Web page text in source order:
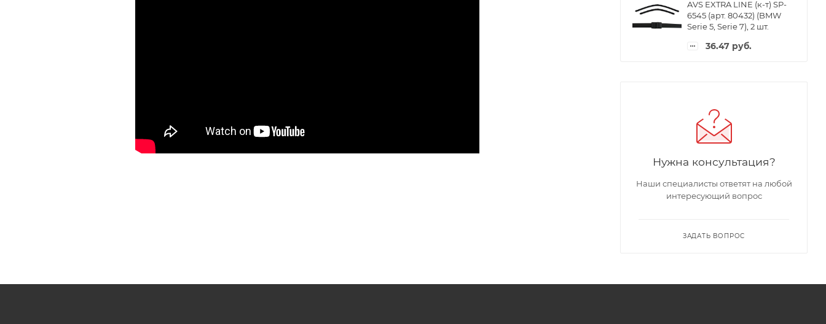
AVS EXTRA LINE (к-т) SP-
6545 (арт. 80432) (BMW
Serie 5, Serie 7), 2 шт.
36.47 руб.
Нужна консультация?
Наши специалисты ответят на любой
интересующий вопрос
ЗАДАТЬ ВОПРОС